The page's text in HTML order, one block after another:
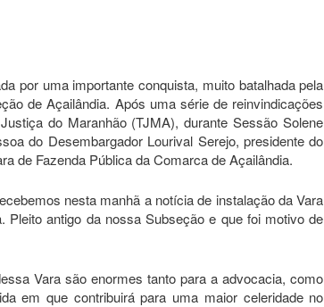
por uma importante conquista, muito batalhada pela
de Açailândia. Após uma série de reinvindicações
do Maranhão (TJMA), durante Sessão Solene
do Desembargador Lourival Serejo, presidente do
de Fazenda Pública da Comarca de Açailândia.
nesta manhã a notícia de instalação da Vara
Pleito antigo da nossa Subseção e que foi motivo de
Vara são enormes tanto para a advocacia, como
em que contribuirá para uma maior celeridade no